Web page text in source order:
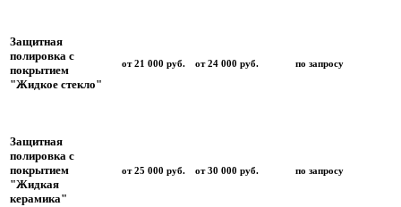
Защитная
полировка с
покрытием
"Жидкое стекло"
от 21 000 руб. от 24 000 руб. по запросу
Защитная
полировка с
покрытием
"Жидкая
керамика"
от 25 000 руб. от 30 000 руб. по запросу